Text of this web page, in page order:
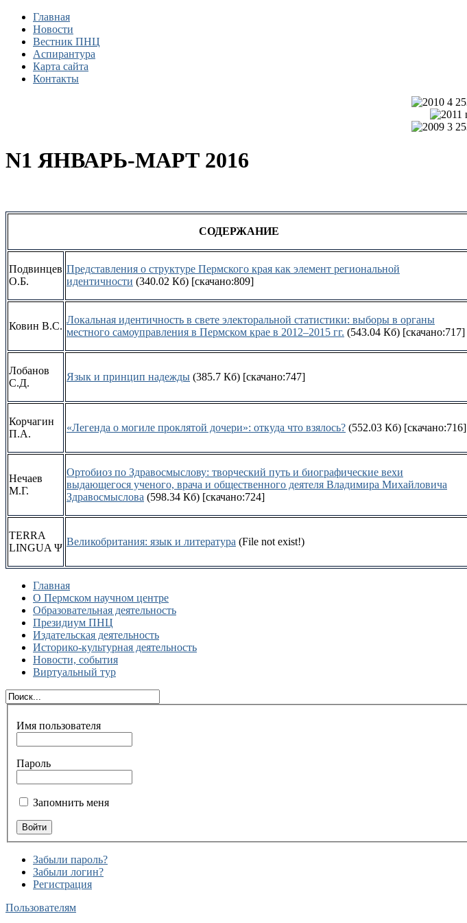
Главная
Новости
Вестник ПНЦ
Аспирантура
Карта сайта
Контакты
N1 ЯНВАРЬ-МАРТ 2016
СОДЕРЖАНИЕ
Подвинцев
О.Б.
Представления о структуре Пермского края как элемент региональной
идентичности (340.02 Кб) [скачано:809]
Ковин В.С.
Локальная идентичность в свете электоральной статистики: выборы в органы
местного самоуправления в Пермском крае в 2012–2015 гг. (543.04 Кб) [скачано:717]
Лобанов
С.Д.
Язык и принцип надежды (385.7 Кб) [скачано:747]
Корчагин
П.А.
«Легенда о могиле проклятой дочери»: откуда что взялось? (552.03 Кб) [скачано:716]
Нечаев
М.Г.
Ортобиоз по Здравосмыслову: творческий путь и биографические вехи
выдающегося ученого, врача и общественного деятеля Владимира Михайловича
Здравосмыслова (598.34 Кб) [скачано:724]
TERRA
LINGUA Ψ
Великобритания: язык и литература (File not exist!)
Главная
О Пермском научном центре
Образовательная деятельность
Президиум ПНЦ
Издательская деятельность
Историко-культурная деятельность
Новости, события
Виртуальный тур
Имя пользователя
Пароль
Запомнить меня
Забыли пароль?
Забыли логин?
Регистрация
Пользователям